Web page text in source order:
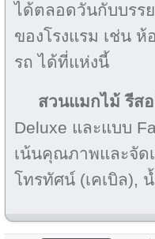
ได้ตลอดวันกับบรร
ของโรงแรม เช่น
รถ ได้ที่แห่งนี้
สวนแมกไม้ รีส
Deluxe และแบบ
เน้นคุณภาพและจัด
โทรทัศน์ (เคเบิล),